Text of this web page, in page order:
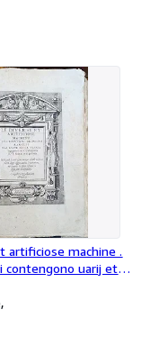
artificiose machine .
contengono uarij et
degni di
per
in ogni sorte
Composte in lingua